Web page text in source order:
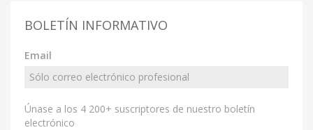
BOLETÍN INFORMATIVO
Email
Únase a los 4 200+ suscriptores de nuestro boletín
electrónico